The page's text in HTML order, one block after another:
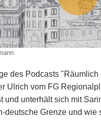
des Podcasts
Ulrich vom FG
und unterhält sich mit
deutsche Grenze und wie